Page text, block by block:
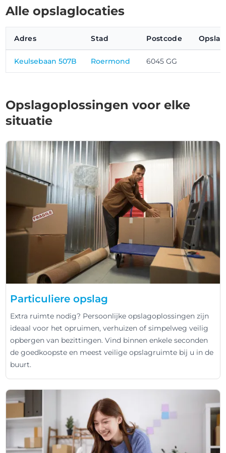
Alle opslaglocaties
Adres Stad Postcode
Keulsebaan 507B Roermond 6045 GG
Opslagoplossingen voor elke
situatie
Particuliere opslag
Extra ruimte nodig? Persoonlijke opslagoplossingen zijn
ideaal voor het opruimen, verhuizen of simpelweg veilig
opbergen van bezittingen. Vind binnen enkele seconden
de goedkoopste en meest veilige opslagruimte bij u in de
buurt.